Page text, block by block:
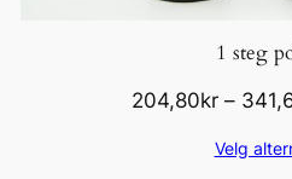
1 steg
204,80kr –
Velg